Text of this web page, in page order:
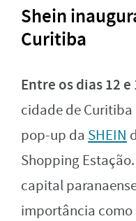
Shein
Curitiba
Entre os dias 12
cidade de
pop-up da SHEIN
Shopping
capital
importância como